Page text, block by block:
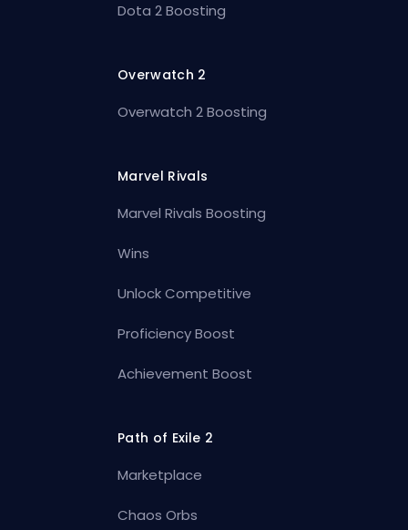
Dota 2 Boosting
Overwatch 2
Overwatch 2 Boosting
Marvel Rivals
Marvel Rivals Boosting
Wins
Unlock Competitive
Proficiency Boost
Achievement Boost
Path of Exile 2
Marketplace
Chaos Orbs